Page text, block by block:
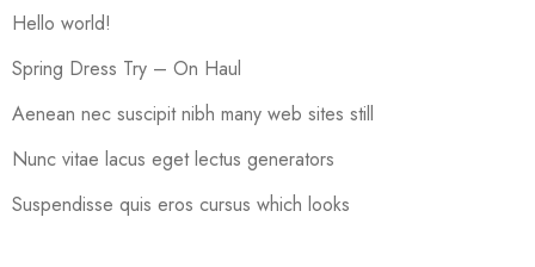
Hello world!
Spring Dress Try – On Haul
Aenean nec suscipit nibh many web sites still
Nunc vitae lacus eget lectus generators
Suspendisse quis eros cursus which looks